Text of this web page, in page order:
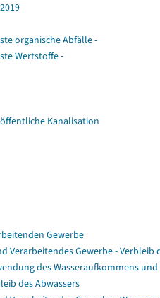
organische Abfälle -
Wertstoffe -
Kanalisation
Gewerbe
Verarbeitendes Gewerbe - Verbleib
des Wasseraufkommens
des Abwassers